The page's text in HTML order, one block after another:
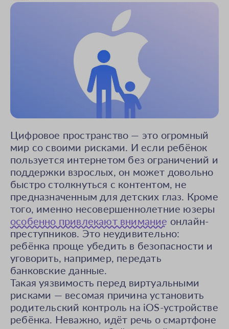
Цифровое пространство — это огромный
мир со своими рисками. И если ребёнок
пользуется интернетом без ограничений и
поддержки взрослых, он может довольно
быстро столкнуться с контентом, не
предназначенным для детских глаз. Кроме
того, именно несовершеннолетние юзеры
особенно привлекают внимание онлайн-
преступников. Это неудивительно:
ребёнка проще убедить в безопасности и
уговорить, например, передать
банковские данные.
Такая уязвимость перед виртуальными
рисками — весомая причина установить
родительский контроль на iOS-устройстве
ребёнка. Неважно, идёт речь о смартфоне